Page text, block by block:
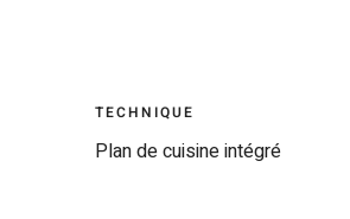
TECHNIQUE
Plan de cuisine intégré